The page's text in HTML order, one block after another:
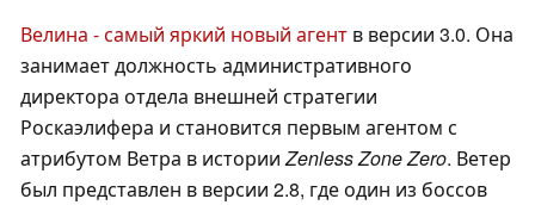
Велина - самый яркий новый агент в версии 3.0. Она
занимает должность административного
директора отдела внешней стратегии
Роскаэлифера и становится первым агентом с
атрибутом Ветра в историиZenless Zone Zero. Ветер
был представлен в версии 2.8, где один из боссов